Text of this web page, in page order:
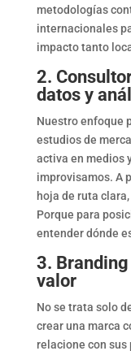
metodologías
internacionales
impacto tanto
2.
datos y
Nuestro enfoque
estudios de
activa en medios
improvisamos. A
hoja de ruta
Porque para
entender dónde
3.
valor
No se trata solo
crear una marca
relacione con